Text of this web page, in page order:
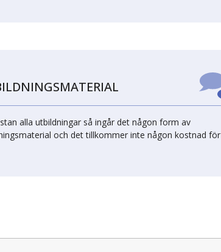
alla utbildningar så ingår det någon form av
och det tillkommer inte någon kostnad för